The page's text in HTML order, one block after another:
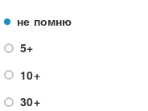
не помню
5+
10+
30+